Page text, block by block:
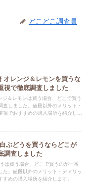
どこどこ調査員
オレンジ＆レモンを買うな
視で徹底調査しました
ジ＆レモンは買う場合、どこで買う
しました。値段以外のメリット・
視でおすすめの購入場所を紹介しま
ぶどうを買うならどこが
調査しました
は買う場合、どこで買うのが一番
た。値段以外のメリット・デメリッ
すめの購入場所を紹介します。